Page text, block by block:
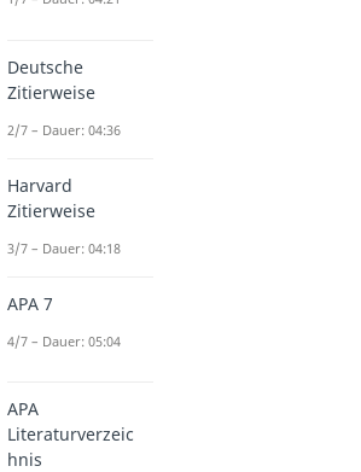
Deutsche
Zitierweise
2/7 – Dauer: 04:36
Harvard
Zitierweise
3/7 – Dauer: 04:18
APA 7
4/7 – Dauer: 05:04
APA
Literaturverzeic
hnis